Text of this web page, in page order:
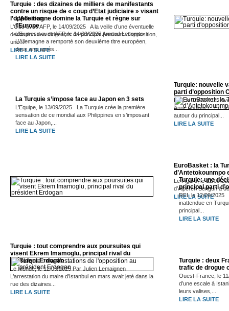
Turquie : des dizaines de milliers de manifestants
contre un risque de « coup d’Etat judiciaire » visant
l’opposition
L’Obs avec AFP, le 14/09/2025 A la veille d’une éventuelle
destitution des dirigeants du principal parti turc d’opposition,
une...
LIRE LA SUITE
L’Allemagne domine la Turquie et règne sur
l’Europe
L’Express avec AFP, le 14/09/2025 Arnaud Lecomte
L’Allemagne a remporté son deuxième titre européen,
deux ans après...
LIRE LA SUITE
Turquie: nouvelle
parti d’opposition
RFI, le 13/09/2025
Anne Andlauer En
autour du principal...
LIRE LA SUITE
La Turquie s’impose face au Japon en 3 sets
L’Equipe, le 13/09/2025 La Turquie crée la première
sensation de ce mondial aux Philippines en s’imposant
face au Japon,...
LIRE LA SUITE
EuroBasket : la
d’Antetokounmpo
Le Figaro, le 12/09/
d’Alperen Sengun a
LIRE LA SUITE
Turquie : tout comprendre aux poursuites qui
visent Ekrem Imamoglu, principal rival du
président Erdogan
Le Monde, le 12/09/2025 Par Julien Lemaignen
L’arrestation du maire d’Istanbul en mars avait jeté dans la
rue des dizaines...
LIRE LA SUITE
Turquie: une
principal parti
RFI, le 12/09/2025
inattendue en
principal...
LIRE LA SUITE
Turquie : deux
trafic de drogue
Ouest-France, le
d’une escale à
leurs valises,...
LIRE LA SUITE